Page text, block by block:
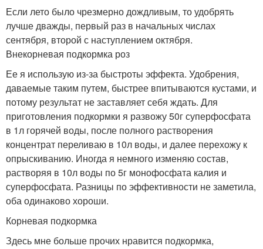
Если лето было чрезмерно дождливым, то удобрять
лучше дважды, первый раз в начальных числах
сентября, второй с наступлением октября.
Внекорневая подкормка роз
Ее я использую из-за быстроты эффекта. Удобрения,
даваемые таким путем, быстрее впитываются кустами, и
потому результат не заставляет себя ждать. Для
приготовления подкормки я развожу 50г суперфосфата
в 1л горячей воды, после полного растворения
концентрат переливаю в 10л воды, и далее перехожу к
опрыскиванию. Иногда я немного изменяю состав,
растворяя в 10л воды по 5г монофосфата калия и
суперфосфата. Разницы по эффективности не заметила,
оба одинаково хороши.
Корневая подкормка
Здесь мне больше прочих нравится подкормка,